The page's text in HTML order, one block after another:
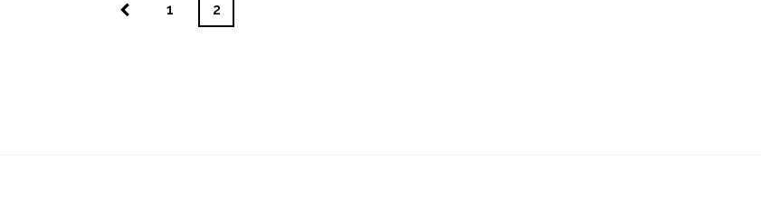
1 2